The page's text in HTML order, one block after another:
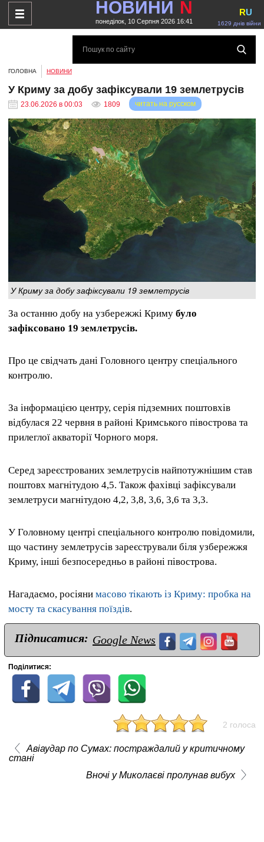
НОВИНИ N
понеділок, 10 Серпня 2026 16:41 1629 днів війни
RU
ГОЛОВНА НОВИНИ
У Криму за добу зафіксували 19 землетрусів
23.06.2026 в 00:03 1809 читать на русском
У Криму за добу зафіксували 19 землетрусів
За останню добу на узбережжі Криму було
зафіксовано 19 землетрусів.
Про це свідчать дані Головного центру спеціального
контролю.
За інформацією центру, серія підземних поштовхів
відбулася 22 червня в районі Кримського півострова та
прилеглої акваторії Чорного моря.
Серед зареєстрованих землетрусів найпотужнішим став
поштовх магнітудою 4,5. Також фахівці зафіксували
землетруси магнітудою 4,2, 3,8, 3,6, 3,6 та 3,3.
У Головному центрі спеціального контролю повідомили,
що частину землетрусів зареєстрували біля узбережжя
Криму, інші безпосередньо в районі півострова.
Нагадаємо, росіяни масово тікають із Криму: пробка на
мосту та скасування поїздів.
Підписатися: Google News
Поділитися:
2 голоса
Авіаудар по Сумах: постраждалий у критичному
стані
Вночі у Миколаєві пролунав вибух